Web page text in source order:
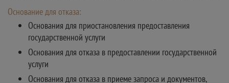
Основание для отказа:
Основания для приостановления предоставления
государственной услуги
Основания для отказа в предоставлении государственной
услуги
Основания для отказа в приеме запроса и документов,